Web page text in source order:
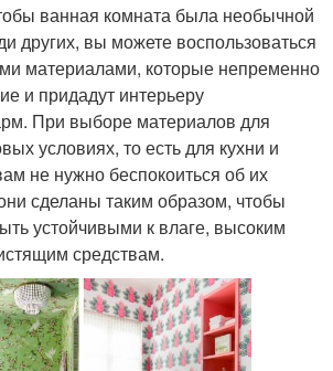
ванная комната была необычной
других, вы можете воспользоваться
материалами, которые непременно
и придадут интерьеру
При выборе материалов для
условиях, то есть для кухни и
не нужно беспокоиться об их
сделаны таким образом, чтобы
устойчивыми к влаге, высоким
средствам.